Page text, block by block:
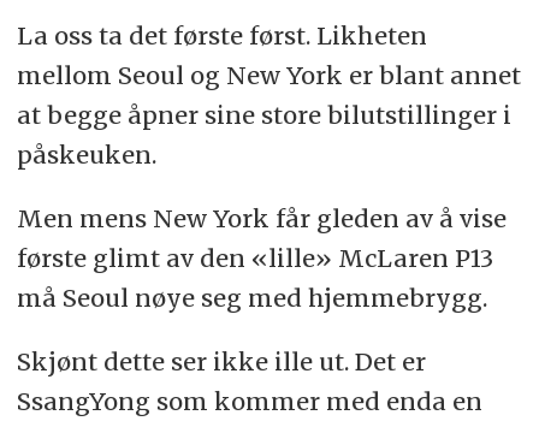
La oss ta det første først. Likheten
mellom Seoul og New York er blant annet
at begge åpner sine store bilutstillinger i
påskeuken.
Men mens New York får gleden av å vise
første glimt av den «lille» McLaren P13
må Seoul nøye seg med hjemmebrygg.
Skjønt dette ser ikke ille ut. Det er
SsangYong som kommer med enda en